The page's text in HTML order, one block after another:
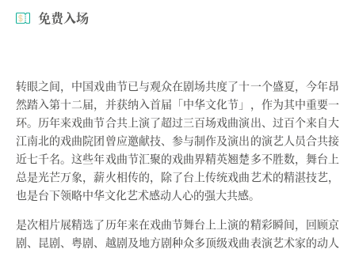
免费入场
转眼之间，中国戏曲节已与观众在剧场共度了十一个盛夏，今年昂
然踏入第十二届，并获纳入首届「中华文化节」，作为其中重要一
环。历年来戏曲节合共上演了超过三百场戏曲演出、过百个来自大
江南北的戏曲院团曾应邀献技、参与制作及演出的演艺人员合共接
近七千名。这些年戏曲节汇聚的戏曲界精英翘楚多不胜数，舞台上
总是光芒万象，薪火相传的，除了台上传统戏曲艺术的精湛技艺，
也是台下领略中华文化艺术感动人心的强大共感。
是次相片展精选了历年来在戏曲节舞台上上演的精彩瞬间，回顾京
剧、昆剧、粤剧、越剧及地方剧种众多顶级戏曲表演艺术家的动人